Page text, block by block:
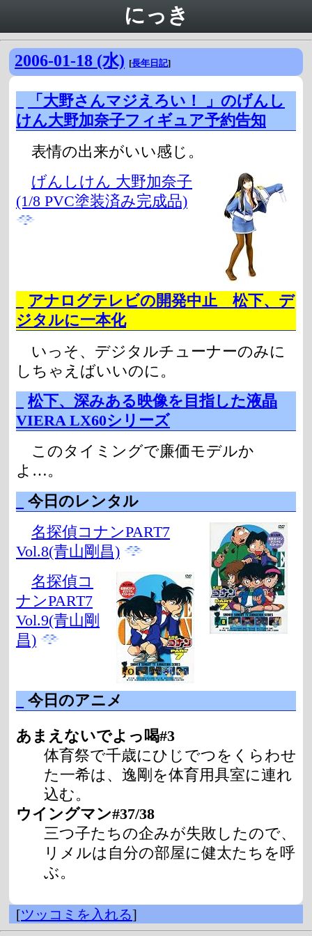
にっき
2006-01-18 (水) [長年日記]
「大野さんマジえろい！ 」のげんし
けん大野加奈子フィギュア予約告知
表情の出来がいい感じ。
げんしけん 大野加奈子
(1/8 PVC塗装済み完成品)
アナログテレビの開発中止 松下、デ
ジタルに一本化
いっそ、デジタルチューナーのみに
しちゃえばいいのに。
松下、深みある映像を目指した液晶
VIERA LX60シリーズ
このタイミングで廉価モデルか
よ…。
今日のレンタル
名探偵コナンPART7
Vol.8(青山剛昌)
名探偵コ
ナンPART7
Vol.9(青山剛
昌)
今日のアニメ
あまえないでよっ喝#3
体育祭で千歳にひじでつをくらわせ
た一希は、逸剛を体育用具室に連れ
込む。
ウイングマン#37/38
三つ子たちの企みが失敗したので、
リメルは自分の部屋に健太たちを呼
ぶ。
[ツッコミを入れる]